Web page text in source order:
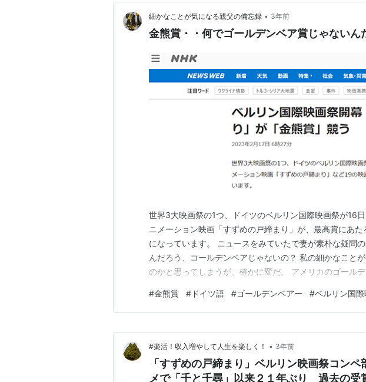
細かなことが気になる親父の備忘録 • 3年前
金熊賞・・何でゴールデンベア賞じゃないん
世界3大映画祭の1つ、ドイツのベルリン国際映画祭が16
ニメーション映画「すずめの戸締まり」が、最高賞にあ
になっています。 ニュースをみていたで妻が素朴な疑問
んだろう、コールデンベアじゃないの？ 私の細かなこと
のかと思ってしまうが、確かに変だ。 アメリカのゴール
イツ語だからじゃないか? うまく発音できないとか(笑)そ
んなら日本語にした方が早いとか・・ もっとも…
#金熊賞 # ドイツ語 #ゴールデンベアー #ベルリン国際
#楽活！収入増やして人生を楽しく！ • 3年前
「すずめの戸締まり」ベルリン映画祭コン
メで「千と千尋」以来２１年ぶり 過去の受